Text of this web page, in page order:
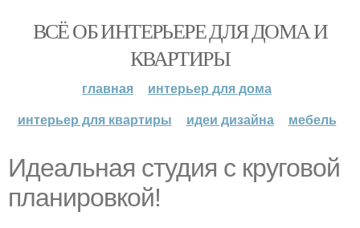
ВСЁ ОБ ИНТЕРЬЕРЕ ДЛЯ ДОМА И
КВАРТИРЫ
главная
интерьер для дома
интерьер для квартиры
идеи дизайна мебель
Идеальная студия с круговой
планировкой!